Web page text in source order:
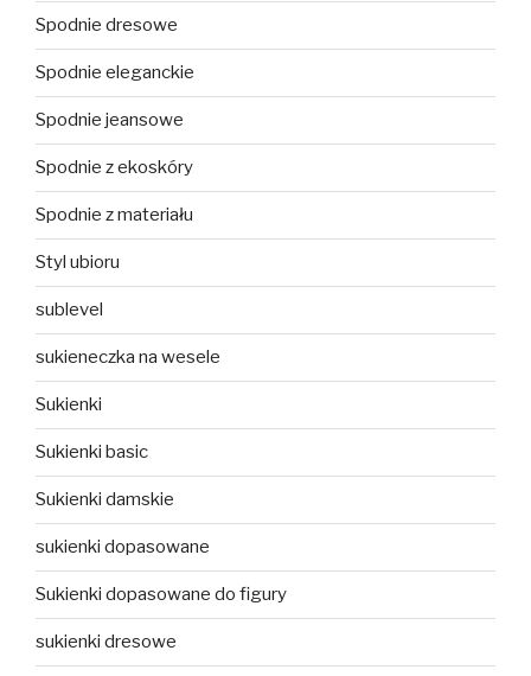
Spodnie dresowe
Spodnie eleganckie
Spodnie jeansowe
Spodnie z ekoskóry
Spodnie z materiału
Styl ubioru
sublevel
sukieneczka na wesele
Sukienki
Sukienki basic
Sukienki damskie
sukienki dopasowane
Sukienki dopasowane do figury
sukienki dresowe